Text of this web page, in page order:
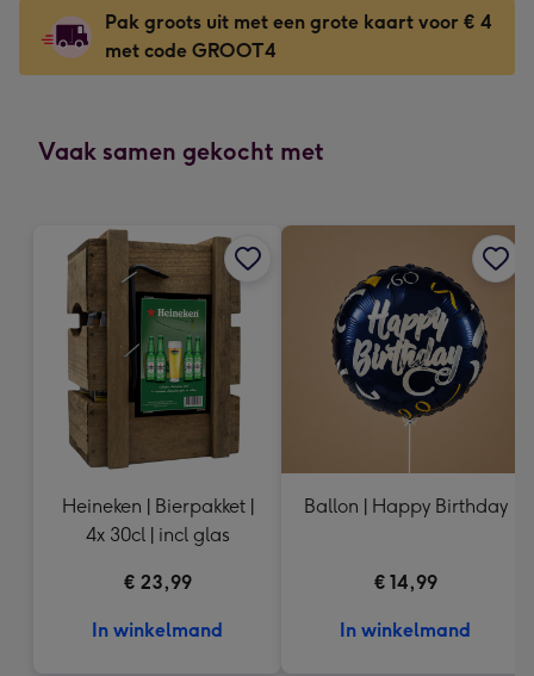
x
160
mm
Dimensions:
167
x
-
Voor
indruk
241
x
333
mm
Pak groots uit met een grote kaart voor € 4
met code GROOT4
Vaak samen gekocht met
Heineken | Bierpakket |
4x 30cl | incl glas
€ 23,99
In winkelmand
Ballon | Happy Birthday
€ 14,99
In winkelmand